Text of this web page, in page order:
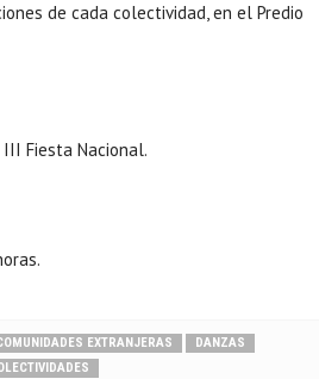
de cada colectividad, en el Predio
Fiesta Nacional.
EXTRANJERAS
DANZAS